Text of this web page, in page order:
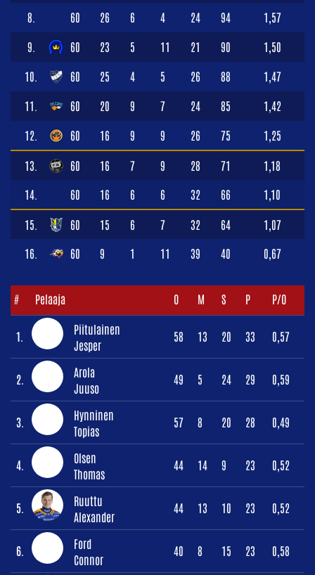
8. 60 26 6 4 24 94 1,57
9. 60 23 5 11 21 90 1,50
10. 60 25 4 5 26 88 1,47
11. 60 20 9 7 24 85 1,42
12. 60 16 9 9 26 75 1,25
13. 60 16 7 9 28 71 1,18
14. 60 16 6 6 32 66 1,10
15. 60 15 6 7 32 64 1,07
16. 60 9 1 11 39 40 0,67
# Pelaaja O M S P P/O
1.
Piitulainen
Jesper
58 13 20 33 0,57
2.
Arola
Juuso
49 5 24 29 0,59
3.
Hynninen
Topias
57 8 20 28 0,49
4.
Olsen
Thomas
44 14 9 23 0,52
5.
Ruuttu
Alexander
44 13 10 23 0,52
6.
Ford
Connor
40 8 15 23 0,58